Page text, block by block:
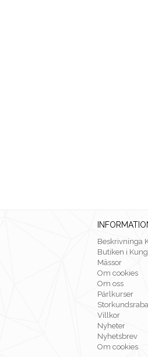
Beskrivninga
Butiken i
Mässor
Om cookies
Om oss
Pärlkurser
Villkor
Nyheter
Nyhetsbrev
Om cookies